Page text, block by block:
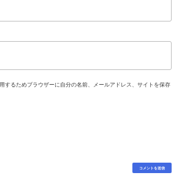
するためブラウザーに自分の名前、メールアドレス、サイトを保存